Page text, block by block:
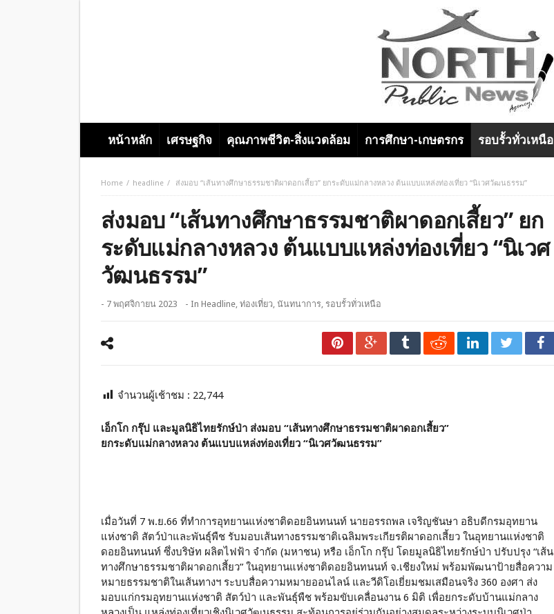
หน้าหลัก เศรษฐกิจ คุณภาพชีวิต-สิ่งแวดล้อม การศึกษา-เกษตรกร รอบรั้วทั่วเหนือ
Home headline ส่งมอบ “เส้นทางศึกษาธรรมชาติผาดอกเสี้ยว” ยกระดับแม่กลางหลวง ต้นแบบแหล่งท่องเที่ยว “นิเวศวัฒนธรรม”
ส่งมอบ “เส้นทางศึกษาธรรมชาติผาดอกเสี้ยว” ยก
ระดับแม่กลางหลวง ต้นแบบแหล่งท่องเที่ยว “นิเวศ
วัฒนธรรม”
- 7 พฤศจิกายน 2023 - In Headline, ท่องเที่ยว, นันทนาการ, รอบรั้วทั่วเหนือ
จำนวนผู้เช้าชม : 22,744
เอ็กโก กรุ๊ป และมูลนิธิไทยรักษ์ป่า ส่งมอบ “เส้นทางศึกษาธรรมชาติผาดอกเสี้ยว”
ยกระดับแม่กลางหลวง ต้นแบบแหล่งท่องเที่ยว “นิเวศวัฒนธรรม”
เมื่อวันที่ 7 พ.ย.66 ที่ทำการอุทยานแห่งชาติดอยอินทนนท์ นายอรรถพล เจริญชันษา อธิบดีกรมอุทยาน
แห่งชาติ สัตว์ป่าและพันธุ์พืช รับมอบเส้นทางธรรมชาติเฉลิมพระเกียรติผาดอกเสี้ยว ในอุทยานแห่งชาติ
ดอยอินทนนท์ ซึ่งบริษัท ผลิตไฟฟ้า จำกัด (มหาชน) หรือ เอ็กโก กรุ๊ป โดยมูลนิธิไทยรักษ์ป่า ปรับปรุง “เส้น
ทางศึกษาธรรมชาติผาดอกเสี้ยว” ในอุทยานแห่งชาติดอยอินทนนท์ จ.เชียงใหม่ พร้อมพัฒนาป้ายสื่อความ
หมายธรรมชาติในเส้นทางฯ ระบบสื่อความหมายออนไลน์ และวีดิโอเยี่ยมชมเสมือนจริง 360 องศา ส่ง
มอบแก่กรมอุทยานแห่งชาติ สัตว์ป่า และพันธุ์พืช พร้อมขับเคลื่อนงาน 6 มิติ เพื่อยกระดับบ้านแม่กลาง